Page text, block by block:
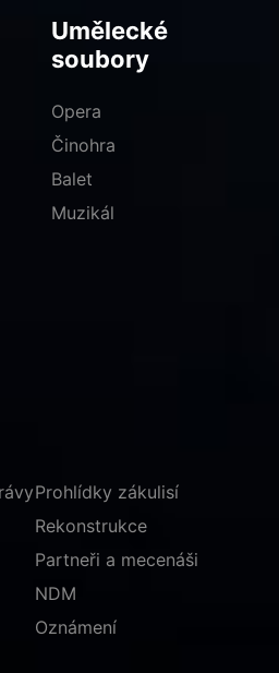
Umělecké
soubory
Opera
Činohra
Balet
Muzikál
Prohlídky zákulisí
Rekonstrukce
Partneři a mecenáši
NDM
Oznámení